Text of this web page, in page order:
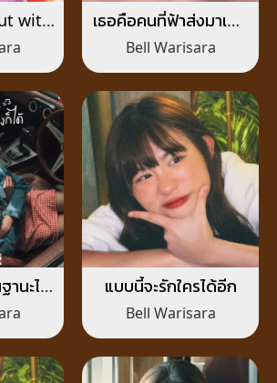
with
เธอคือคนที่ฟ้าส่งมาเพื่อ
ฉัน (ilysb)
Bell Warisara
านะไฟ
แบบนี้จะรักใครได้อีก
Bell Warisara